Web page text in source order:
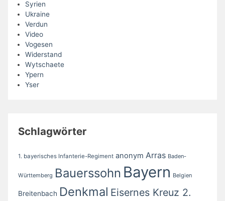
Syrien
Ukraine
Verdun
Video
Vogesen
Widerstand
Wytschaete
Ypern
Yser
Schlagwörter
1. bayerisches Infanterie-Regiment anonym Arras Baden-
Württemberg Bauerssohn Bayern Belgien
Breitenbach Denkmal Eisernes Kreuz 2.